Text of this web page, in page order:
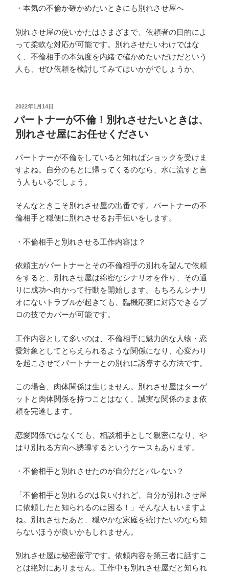
・本気の不倫か確かめたいときにも別れさせ屋へ
別れさせ屋の使いかたはさまざまで、依頼者の目的によ
って柔軟な対応が可能です。別れさせたいわけではな
く、不倫相手の本気度を内緒で確かめたいだけだという
人も、ぜひ依頼を検討してみてはいかがでしょうか。
投
日:
2022年1月14日
パートナーが不倫！別れさせたいときは、
別れさせ屋にお任せください
パートナーが不倫をしていると知ればショックを受けま
すよね。自分のもとに帰ってくるのなら、水に流すと言
う人もいるでしょう。
そんなときこそ別れさせ屋の出番です。パートナーの不
倫相手と穏便に別れさせるお手伝いをします。
・不倫相手と別れさせる工作内容は？
依頼主がパートナーとその不倫相手の別れを望んで依頼
をすると、別れさせ屋は綿密なシナリオを作り、その通
りに成功へ向かって行動を開始します。もちろんシナリ
オにないトラブルが起きても、臨機応変に対応できるプ
ロの技でカバーが可能です。
工作内容として多いのは、不倫相手に魅力的な人物・恋
愛対象としてとらえられるような関係になり、心変わり
を起こさせてパートナーとの別れに誘導する方法です。
この場合、肉体関係は生じません。別れさせ屋はターゲ
ットと肉体関係を持つことはなく、誠実な関係のまま依
頼を完遂します。
恋愛関係ではなくても、相談相手として親密になり、や
はり別れる方向へ誘導するというケースもあります。
・不倫相手と別れさせたのが自分だとバレない？
「不倫相手と別れるのは良いけれど、自分が別れさせ屋
に依頼したと知られるのは困る！」そんな人もいますよ
ね。別れさせたあと、穏やかな家庭を続けたいのなら知
らないほうが良いかもしれません。
別れさせ屋は秘密厳守です。依頼内容を第三者に話すこ
とは絶対にありません。工作中も別れさせ屋だと知られ